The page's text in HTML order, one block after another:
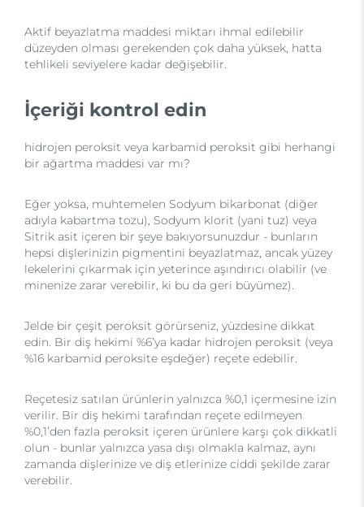
Aktif beyazlatma maddesi miktarı ihmal edilebilir
düzeyden olması gerekenden çok daha yüksek, hatta
tehlikeli seviyelere kadar değişebilir.
İçeriği kontrol edin
hidrojen peroksit veya karbamid peroksit gibi herhangi
bir ağartma maddesi var mı?
Eğer yoksa, muhtemelen Sodyum bikarbonat (diğer
adıyla kabartma tozu), Sodyum klorit (yani tuz) veya
Sitrik asit içeren bir şeye bakıyorsunuzdur - bunların
hepsi dişlerinizin pigmentini beyazlatmaz, ancak yüzey
lekelerini çıkarmak için yeterince aşındırıcı olabilir (ve
minenize zarar verebilir, ki bu da geri büyümez).
Jelde bir çeşit peroksit görürseniz, yüzdesine dikkat
edin. Bir diş hekimi %6’ya kadar hidrojen peroksit (veya
%16 karbamid peroksite eşdeğer) reçete edebilir.
Reçetesiz satılan ürünlerin yalnızca %0,1 içermesine izin
verilir. Bir diş hekimi tarafından reçete edilmeyen
%0,1’den fazla peroksit içeren ürünlere karşı çok dikkatli
olun - bunlar yalnızca yasa dışı olmakla kalmaz, aynı
zamanda dişlerinize ve diş etlerinize ciddi şekilde zarar
verebilir.